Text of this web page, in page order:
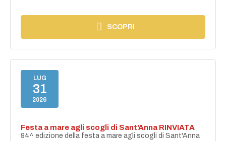
SCOPRI
LUG
31
2026
Festa a mare agli scogli di Sant'Anna RINVIATA
94^ edizione della festa a mare agli scogli di Sant'Anna